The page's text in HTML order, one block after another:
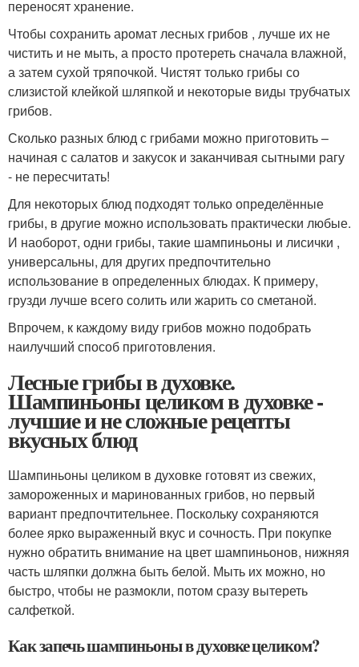
переносят хранение.
Чтобы сохранить аромат лесных грибов , лучше их не
чистить и не мыть, а просто протереть сначала влажной,
а затем сухой тряпочкой. Чистят только грибы со
слизистой клейкой шляпкой и некоторые виды трубчатых
грибов.
Сколько разных блюд с грибами можно приготовить –
начиная с салатов и закусок и заканчивая сытными рагу
- не пересчитать!
Для некоторых блюд подходят только определённые
грибы, в другие можно использовать практически любые.
И наоборот, одни грибы, такие шампиньоны и лисички ,
универсальны, для других предпочтительно
использование в определенных блюдах. К примеру,
грузди лучше всего солить или жарить со сметаной.
Впрочем, к каждому виду грибов можно подобрать
наилучший способ приготовления.
Лесные грибы в духовке.
Шампиньоны целиком в духовке -
лучшие и не сложные рецепты
вкусных блюд
Шампиньоны целиком в духовке готовят из свежих,
замороженных и маринованных грибов, но первый
вариант предпочтительнее. Поскольку сохраняются
более ярко выраженный вкус и сочность. При покупке
нужно обратить внимание на цвет шампиньонов, нижняя
часть шляпки должна быть белой. Мыть их можно, но
быстро, чтобы не размокли, потом сразу вытереть
салфеткой.
Как запечь шампиньоны в духовке целиком?